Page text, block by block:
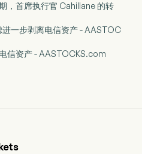
，首席执行官 Cahillane 的转
进一步剥离电信资产 - AASTOC
信资产 - AASTOCKS.com